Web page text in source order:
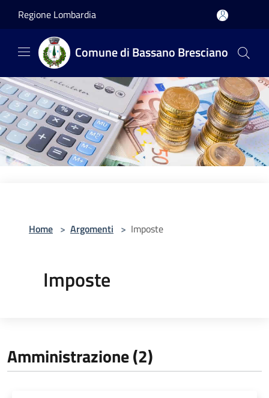
Regione Lombardia
Comune di Bassano Bresciano
Home > Argomenti > Imposte
Imposte
Amministrazione (2)